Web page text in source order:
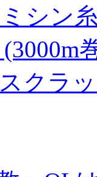
シン
クラ